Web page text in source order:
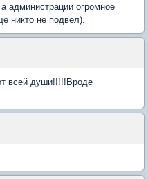
администрации огромное
никто не подвел).
всей души!!!!!Вроде